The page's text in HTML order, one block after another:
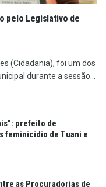
pelo Legislativo de
(Cidadania), foi um dos
durante a sessão...
prefeito de
feminicídio de Tuani e
as Procuradorias de